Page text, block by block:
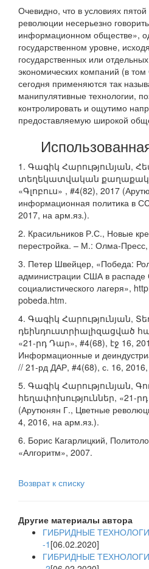
Очевидно, что в условиях
революции несерьезно
информационном обществе»,
государственном уровне,
государственных или
экономических компаний (в
сегодня применяются так
манипулятивные технологии,
контролировать и ощутимо
предоставляемую широкой
1. Գագիկ Հարությունյան,
տեղեկատվական
«Գլոբուս» , #4(82), 2017
информационная политика в
2017, на арм.яз.).
2. Красильников Р.С., Новые
перестройка. – М.: Олма-
3. Петер Швейцер, «Победа:
администрации США в распаде
социалистического лагеря»,
pobeda.htm.
4. Գագիկ Հարությունյան,
դեինդուստրիալիզացված
«21-րդ Դար», #4(68), էջ 16,
Информационные и
// 21-рд ДАР, #4(68), с. 16,
5. Գագիկ Հարությունյան,
հեղափոխություններ, «21-րդ
(Арутюнян Г., Цветные
4, 2016, на арм.яз.).
6. Борис Кагарлицкий,
«Алгоритм», 2007.
Возврат к списку
Другие материалы автора
ГИБРИДНЫЕ
-1 [06.02.2020]
ГИБРИДНЫЕ